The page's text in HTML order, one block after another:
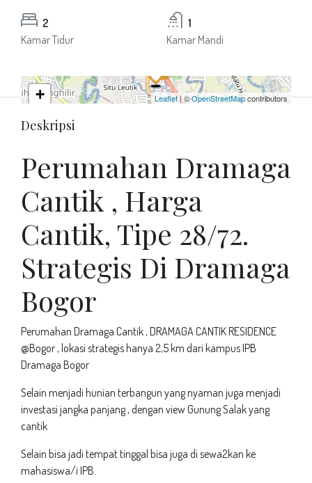
2
Kamar Tidur
1
Kamar Mandi
+
Leaflet| ©OpenStreetMapcontributors
Deskripsi
Perumahan Dramaga
Cantik , Harga
Cantik, Tipe 28/72.
Strategis Di Dramaga
Bogor
Perumahan Dramaga Cantik , DRAMAGA CANTIK RESIDENCE
@Bogor , lokasi strategis hanya 2,5 km dari kampus IPB
Dramaga Bogor
Selain menjadi hunian terbangun yang nyaman juga menjadi
investasi jangka panjang , dengan view Gunung Salak yang
cantik
Selain bisa jadi tempat tinggal bisa juga di sewa2kan ke
mahasiswa/i IPB.